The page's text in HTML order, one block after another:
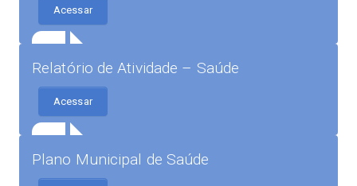
Acessar
Relatório de Atividade – Saúde
Acessar
Plano Municipal de Saúde